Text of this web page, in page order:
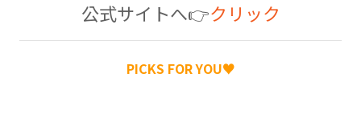
公式サイトへ👉クリック
PICKS FOR YOU♥